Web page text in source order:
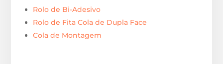
Rolo de Bi-Adesivo
Rolo de Fita Cola de Dupla Face
Cola de Montagem